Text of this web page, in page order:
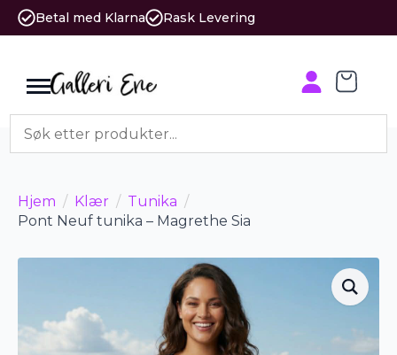
Betal med Klarna Rask Levering
Hjem Klær
Tunika
Pont Neuf tunika – Magrethe Sia